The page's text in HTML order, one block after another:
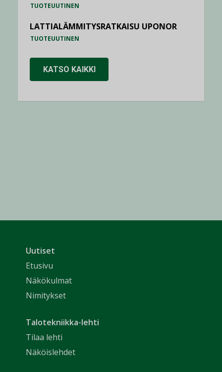
TUOTEUUTINEN
LATTIALÄMMITYSRATKAISU UPONOR
TUOTEUUTINEN
KATSO KAIKKI
Uutiset
Etusivu
Näkökulmat
Nimitykset
Talotekniikka-lehti
Tilaa lehti
Näköislehdet